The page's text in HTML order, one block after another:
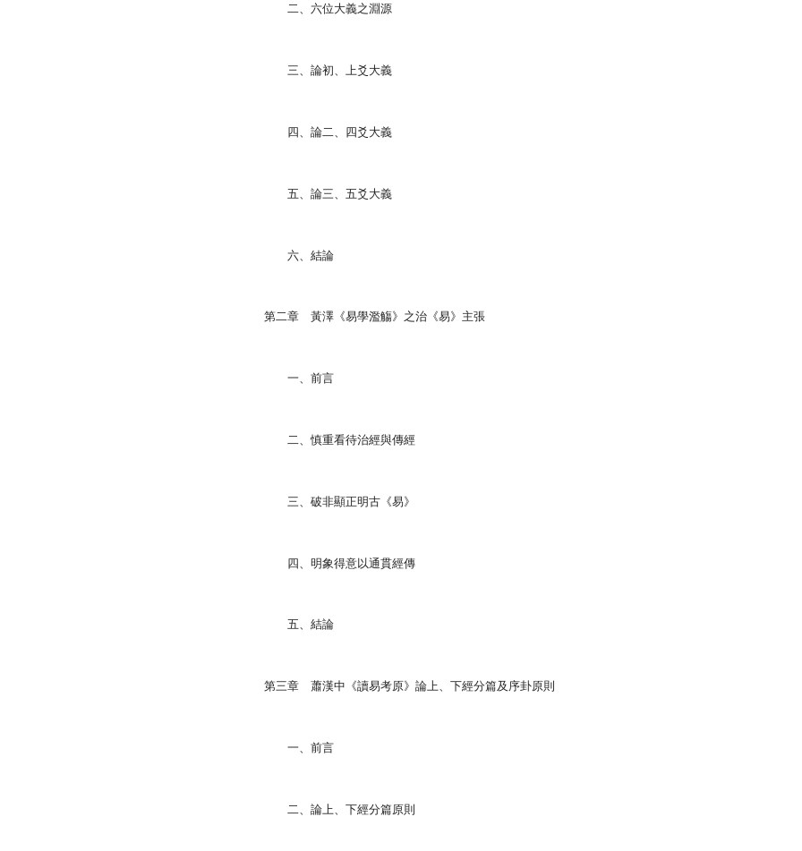
二、六位大義之淵源
三、論初、上爻大義
四、論二、四爻大義
五、論三、五爻大義
六、結論
第二章 黃澤《易學濫觴》之治《易》主張
一、前言
二、慎重看待治經與傳經
三、破非顯正明古《易》
四、明象得意以通貫經傳
五、結論
第三章 蕭漢中《讀易考原》論上、下經分篇及序卦原則
一、前言
二、論上、下經分篇原則